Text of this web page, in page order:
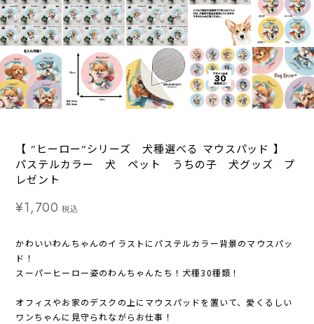
【 ”ヒーロー”シリーズ 犬種選べる マウスパッド 】
パステルカラー 犬 ペット うちの子 犬グッズ プ
レゼント
¥1,700 税込
かわいいわんちゃんのイラストにパステルカラー背景のマウスパッ
ド！
スーパーヒーロー姿のわんちゃんたち！犬種30種類！
オフィスやお家のデスクの上にマウスパッドを置いて、愛くるしい
ワンちゃんに見守られながらお仕事！